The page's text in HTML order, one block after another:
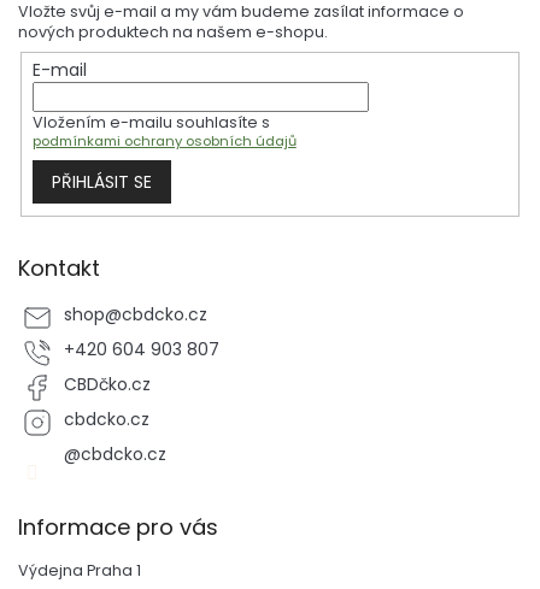
Vložte svůj e-mail a my vám budeme zasílat informace o
nových produktech na našem e-shopu.
E-mail
Vložením e-mailu souhlasíte s
podmínkami ochrany osobních údajů
PŘIHLÁSIT SE
Kontakt
shop@cbdcko.cz
+420 604 903 807
CBDčko.cz
cbdcko.cz
@cbdcko.cz
Informace pro vás
Výdejna Praha 1